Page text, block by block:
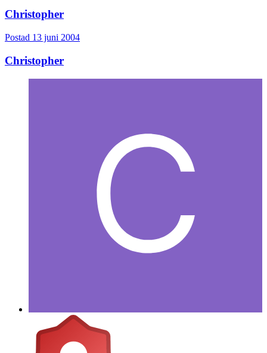
Christopher
Postad 13 juni 2004
Christopher